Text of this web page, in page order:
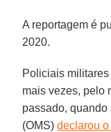
A reportagem é
2020.
Policiais militares
mais vezes, pelo
passado,
(OMS)declarou